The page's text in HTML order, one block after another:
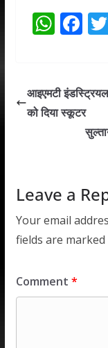
W
s
A
F
b
o
o
आइएमटी
को दिया स्कूटर
Leave a
Your email
fields are marked
Comment *